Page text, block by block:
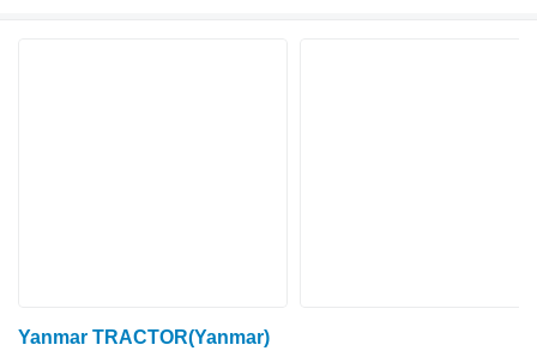
Yanmar TRACTOR(Yanmar)